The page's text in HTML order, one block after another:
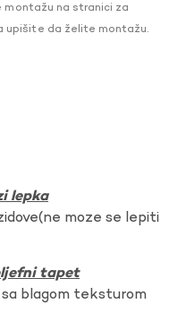
na stranici za
upišite da želite montažu.
lepka
moze se lepiti
tapet
blagom teksturom